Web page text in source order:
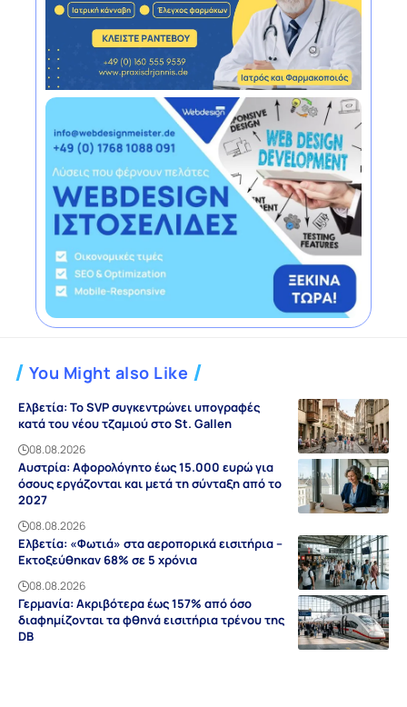
You Might also Like
Ελβετία: Το SVP συγκεντρώνει υπογραφές
κατά του νέου τζαμιού στο St. Gallen
08.08.2026
Αυστρία: Αφορολόγητο έως 15.000 ευρώ για
όσους εργάζονται και μετά τη σύνταξη από το
2027
08.08.2026
Ελβετία: «Φωτιά» στα αεροπορικά εισιτήρια –
Εκτοξεύθηκαν 68% σε 5 χρόνια
08.08.2026
Γερμανία: Ακριβότερα έως 157% από όσο
διαφημίζονται τα φθηνά εισιτήρια τρένου της
DB